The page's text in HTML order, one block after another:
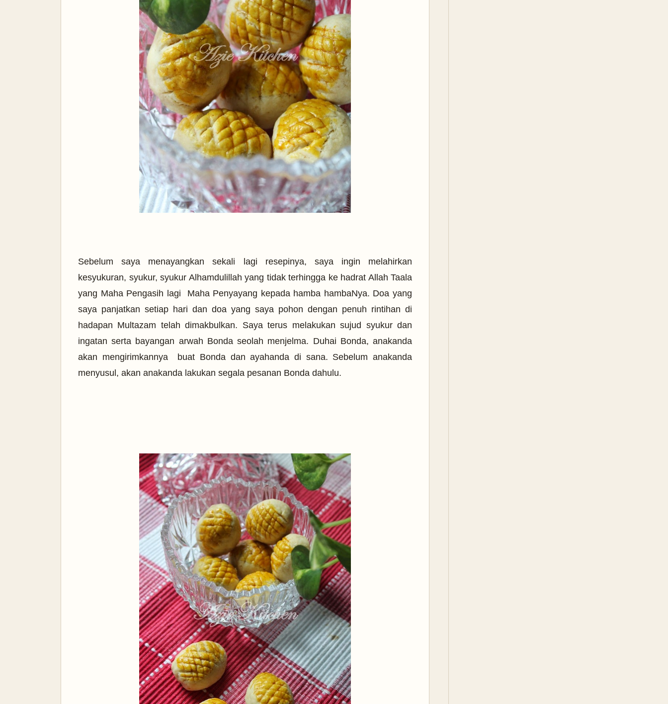
Sebelum saya menayangkan sekali lagi resepinya, saya ingin melahirkan
kesyukuran, syukur, syukur Alhamdulillah yang tidak terhingga ke hadrat Allah Taala
yang Maha Pengasih lagi Maha Penyayang kepada hamba hambaNya. Doa yang
saya panjatkan setiap hari dan doa yang saya pohon dengan penuh rintihan di
hadapan Multazam telah dimakbulkan. Saya terus melakukan sujud syukur dan
ingatan serta bayangan arwah Bonda seolah menjelma. Duhai Bonda, anakanda
akan mengirimkannya buat Bonda dan ayahanda di sana. Sebelum anakanda
menyusul, akan anakanda lakukan segala pesanan Bonda dahulu.